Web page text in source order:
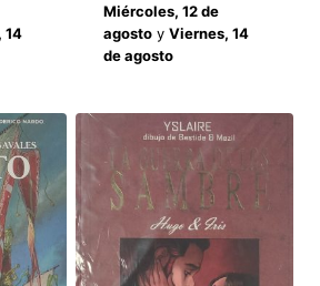
14
Miércoles, 12 de
agostoy Viernes, 14
de agosto